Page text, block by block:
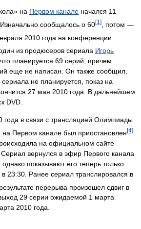
на Первом канале начался 11
. Изначально сообщалось о 60[1]
, потом —
2010 года на конференции
из продюсеров сериала Игорь
планируется 69 серий, причем
еще не написан. Он также сообщил,
сериала не планируется, показ на
27 мая 2010 года. В дальнейшем
DVD.
года в связи с трансляцией Олимпиады
на Первом канале был приостановлен[4]
на официальном сайте
вернулся в эфир Первого канала
, однако показывают его теперь только
23:30. Ранее сериал транслировался в
перерыва произошел сдвиг в
29 серии ожидаемой 1 марта
2010 года.